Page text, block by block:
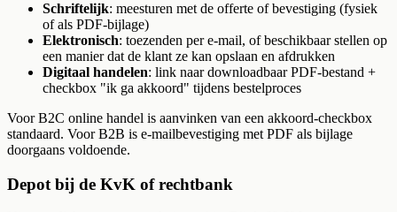
Schriftelijk: meesturen met de offerte of bevestiging (fysiek
of als PDF-bijlage)
Elektronisch: toezenden per e-mail, of beschikbaar stellen op
een manier dat de klant ze kan opslaan en afdrukken
Digitaal handelen: link naar downloadbaar PDF-bestand +
checkbox "ik ga akkoord" tijdens bestelproces
Voor B2C online handel is aanvinken van een akkoord-checkbox
standaard. Voor B2B is e-mailbevestiging met PDF als bijlage
doorgaans voldoende.
Depot bij de KvK of rechtbank